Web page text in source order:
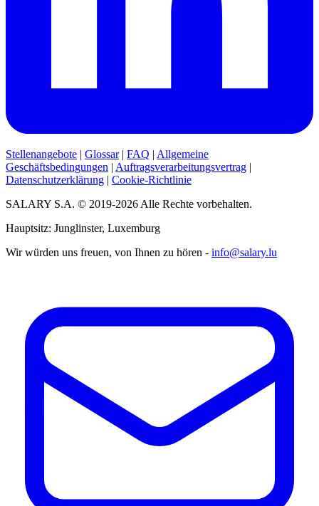
Stellenangebote | Glossar| FAQ | Allgemeine
Geschäftsbedingungen | Auftragsverarbeitungsvertrag |
Datenschutzerklärung | Cookie-Richtlinie
SALARY S.A. © 2019-2026 Alle Rechte vorbehalten.
Hauptsitz: Junglinster, Luxemburg
Wir würden uns freuen, von Ihnen zu hören - info@salary.lu